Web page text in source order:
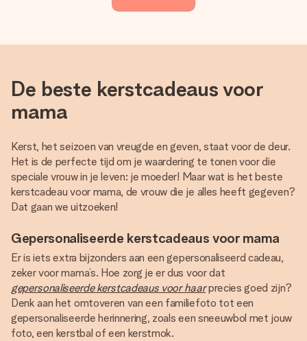
De beste kerstcadeaus voor
mama
Kerst, het seizoen van vreugde en geven, staat voor de deur.
Het is de perfecte tijd om je waardering te tonen voor die
speciale vrouw in je leven: je moeder! Maar wat is het beste
kerstcadeau voor mama, de vrouw die je alles heeft gegeven?
Dat gaan we uitzoeken!
Gepersonaliseerde kerstcadeaus voor mama
Er is iets extra bijzonders aan een gepersonaliseerd cadeau,
zeker voor mama’s. Hoe zorg je er dus voor dat
gepersonaliseerde kerstcadeaus voor haarprecies goed zijn?
Denk aan het omtoveren van een familiefoto tot een
gepersonaliseerde herinnering, zoals een sneeuwbol met jouw
foto, een kerstbal of een kerstmok.